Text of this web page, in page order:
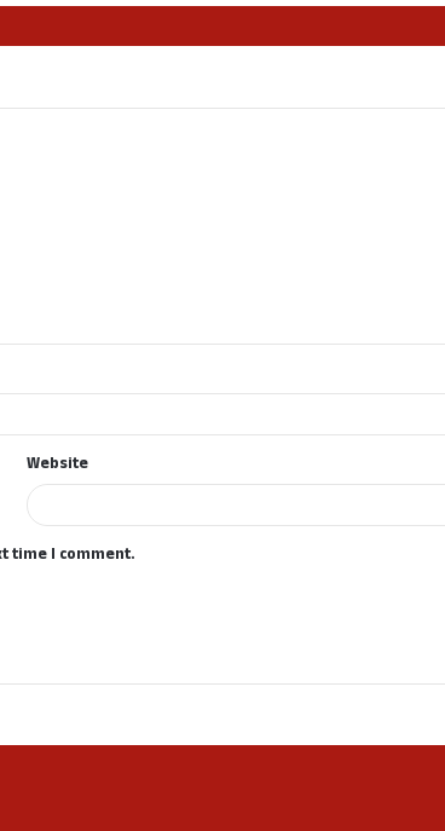
Website
time I comment.